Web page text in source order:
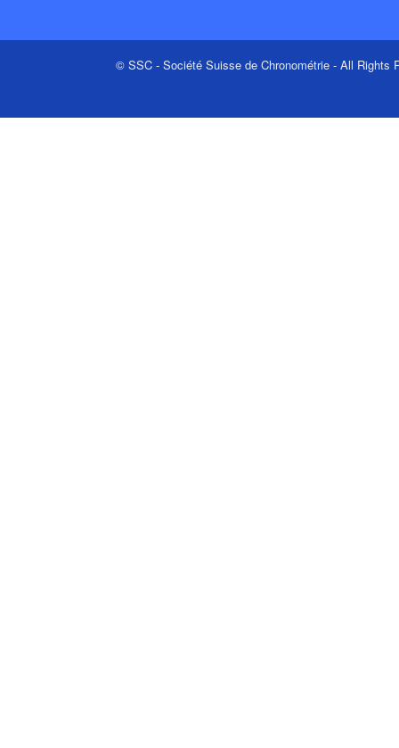
© SSC - Société Suisse de Chronométrie - All Rights